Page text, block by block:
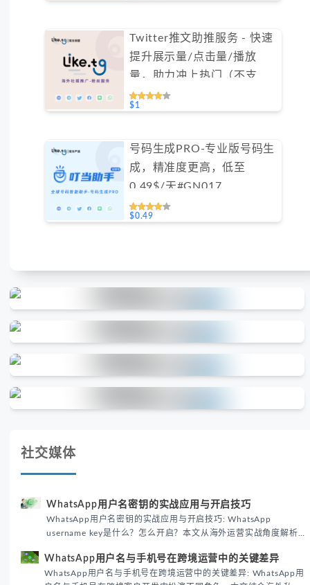
Twitter推文助推服务 - 快速
提升展示量/点击量/播放
量，助力冲上热门（不支持
免费测试）
$1
号码生成PRO-专业版号码生
成，精准度更高，低至
0.49$/天#GN017
$0.49
社交媒体
WhatsApp用户名密钥的实战应用与开启技巧
WhatsApp用户名密钥的实战应用与开启技巧: WhatsApp
username key是什么？怎么开启？本文从海外运营实战角度解析
境团队高效触达目标客户。
WhatsApp用户名与手机号在跨境运营中的关键差异
WhatsApp用户名与手机号在跨境运营中的关键差异: WhatsApp用